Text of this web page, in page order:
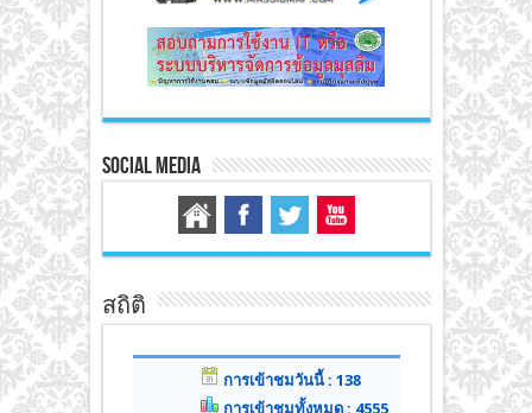
Social Media
สถิติ
การเข้าชมวันนี้ : 138
การเข้าชมทั้งหมด : 4555